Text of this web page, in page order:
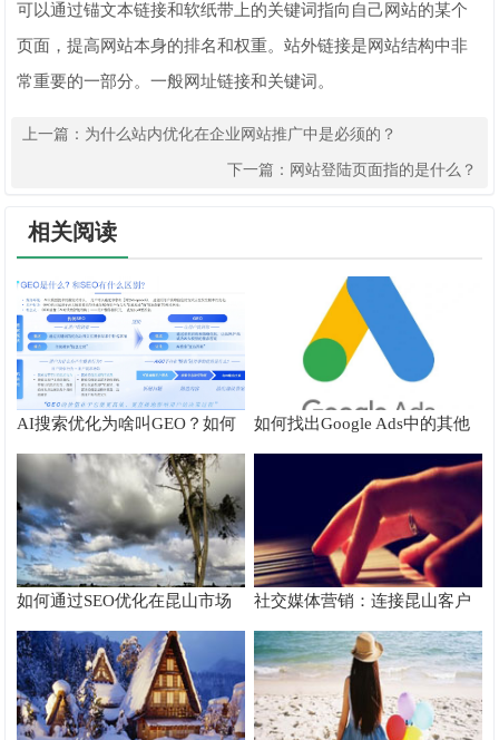
可以通过锚文本链接和软纸带上的关键词指向自己网站的某个
页面，提高网站本身的排名和权重。站外链接是网站结构中非
常重要的一部分。一般网址链接和关键词。
上一篇： 为什么站内优化在企业网站推广中是必须的？
下一篇： 网站登陆页面指的是什么？
相关阅读
AI搜索优化为啥叫GEO？如何
在AI搜索中获得排名？
如何找出Google Ads中的其他
搜索字词
如何通过SEO优化在昆山市场
脱颖而出
社交媒体营销：连接昆山客户
的桥梁